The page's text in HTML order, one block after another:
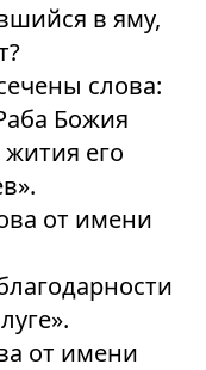
в яму,
слова:
Божия
его
от имени
от имени